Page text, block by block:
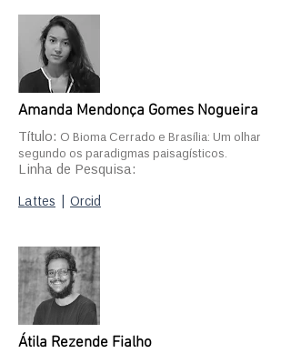
Amanda Mendonça Gomes Nogueira
Título: O Bioma Cerrado e Brasília: Um olhar
segundo os paradigmas paisagísticos.
Linha de Pesquisa:
Lattes Orcid
Átila Rezende Fialho